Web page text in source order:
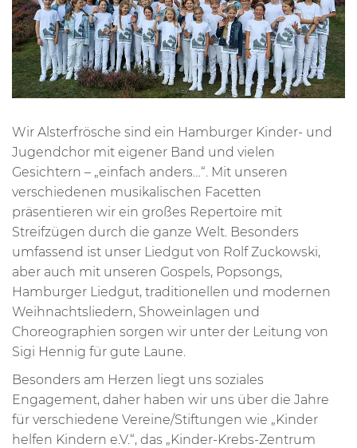
Wir Alsterfrösche sind ein Hamburger Kinder- und
Jugendchor mit eigener Band und vielen
Gesichtern – „einfach anders…“. Mit unseren
verschiedenen musikalischen Facetten
präsentieren wir ein großes Repertoire mit
Streifzügen durch die ganze Welt. Besonders
umfassend ist unser Liedgut von Rolf Zuckowski,
aber auch mit unseren Gospels, Popsongs,
Hamburger Liedgut, traditionellen und modernen
Weihnachtsliedern, Showeinlagen und
Choreographien sorgen wir unter der Leitung von
Sigi Hennig für gute Laune.
Besonders am Herzen liegt uns soziales
Engagement, daher haben wir uns über die Jahre
für verschiedene Vereine/Stiftungen wie „Kinder
helfen Kindern e.V.“, das „Kinder-Krebs-Zentrum